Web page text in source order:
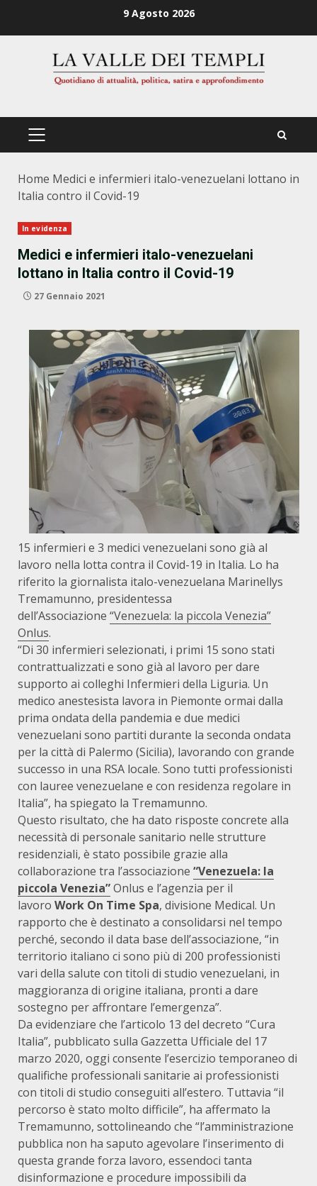
9 Agosto 2026
PRIMÄRES
Home Medici e infermieri italo-venezuelani lottano in
Italia contro il Covid-19
In evidenza
Medici e infermieri italo-venezuelani
lottano in Italia contro il Covid-19
27 Gennaio 2021
15 infermieri e 3 medici venezuelani sono già al
lavoro nella lotta contra il Covid-19 in Italia. Lo ha
riferito la giornalista italo-venezuelana Marinellys
Tremamunno, presidentessa
dell’Associazione “Venezuela: la piccola Venezia”
Onlus.
“Di 30 infermieri selezionati, i primi 15 sono stati
contrattualizzati e sono già al lavoro per dare
supporto ai colleghi Infermieri della Liguria. Un
medico anestesista lavora in Piemonte ormai dalla
prima ondata della pandemia e due medici
venezuelani sono partiti durante la seconda ondata
per la città di Palermo (Sicilia), lavorando con grande
successo in una RSA locale. Sono tutti professionisti
con lauree venezuelane e con residenza regolare in
Italia”, ha spiegato la Tremamunno.
Questo risultato, che ha dato risposte concrete alla
necessità di personale sanitario nelle strutture
residenziali, è stato possibile grazie alla
collaborazione tra l’associazione “Venezuela: la
piccola Venezia”Onlus e l’agenzia per il
lavoro Work On Time Spa, divisione Medical. Un
rapporto che è destinato a consolidarsi nel tempo
perché, secondo il data base dell’associazione, “in
territorio italiano ci sono più di 200 professionisti
vari della salute con titoli di studio venezuelani, in
maggioranza di origine italiana, pronti a dare
sostegno per affrontare l’emergenza”.
Da evidenziare che l’articolo 13 del decreto “Cura
Italia”, pubblicato sulla Gazzetta Ufficiale del 17
marzo 2020, oggi consente l’esercizio temporaneo di
qualifiche professionali sanitarie ai professionisti
con titoli di studio conseguiti all’estero. Tuttavia “il
percorso è stato molto difficile”, ha affermato la
Tremamunno, sottolineando che “l’amministrazione
pubblica non ha saputo agevolare l’inserimento di
questa grande forza lavoro, essendoci tanta
disinformazione e procedure impossibili da